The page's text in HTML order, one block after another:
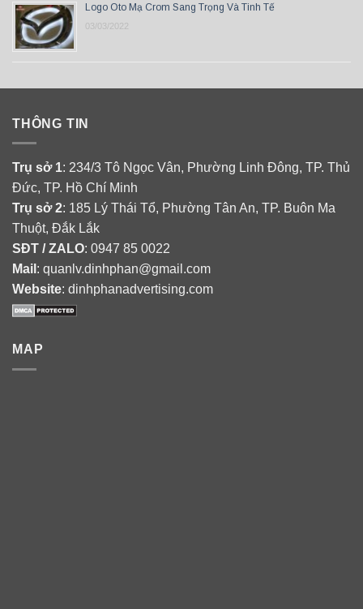
Logo Oto Mạ Crom Sang Trọng Và Tinh Tế
03/03/2022
THÔNG TIN
Trụ sở 1: 234/3 Tô Ngọc Vân, Phường Linh Đông, TP. Thủ
Đức, TP. Hồ Chí Minh
Trụ sở 2: 185 Lý Thái Tổ, Phường Tân An, TP. Buôn Ma
Thuột, Đắk Lắk
SĐT / ZALO: 0947 85 0022
Mail : quanlv.dinhphan@gmail.com
Website: dinhphanadvertising.com
MAP